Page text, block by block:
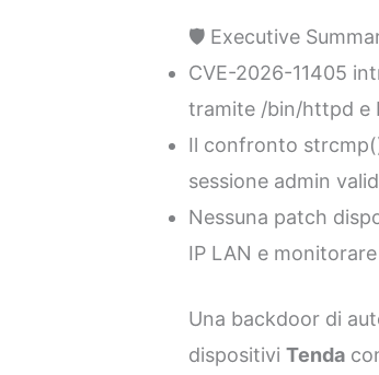
🛡️ Executive
CVE-2026-11405
tramite /bin/httpd e
Il confronto
sessione admin
Nessuna patch
IP LAN e
Una backdoor di
dispositiviTenda